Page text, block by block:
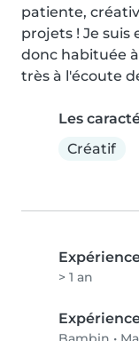
patiente,
projets ! Je
donc habituée
très à l'écoute
Les
Créatif
> 1 an